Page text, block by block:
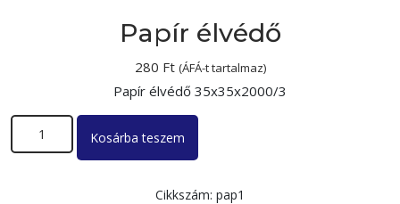
Papír élvédő
280 Ft (ÁFÁ-t tartalmaz)
Papír élvédő 35x35x2000/3
Papír élvédő mennyiség
Kosárba teszem
Cikkszám: pap1